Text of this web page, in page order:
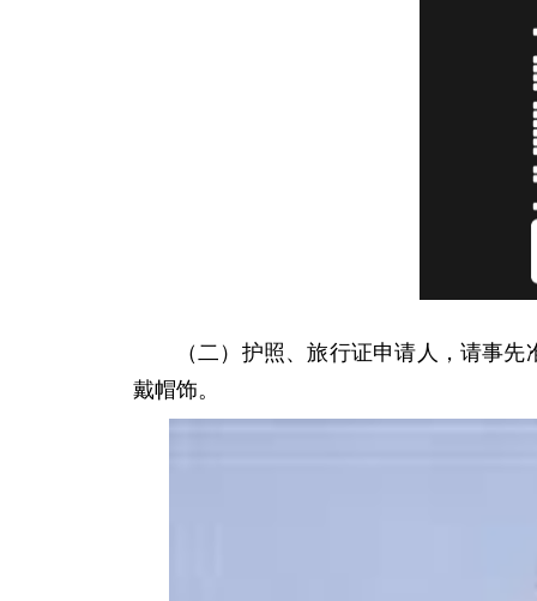
（二）护照、旅行证申请人，请事
戴帽饰。